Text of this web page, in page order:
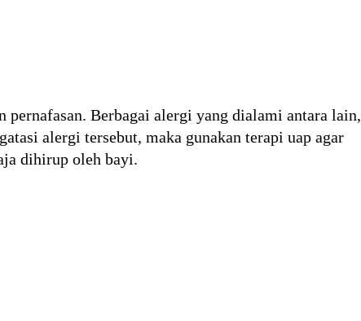
Berbagai alergi yang dialami antara lain,
alergi tersebut, maka gunakan terapi uap agar
dihirup oleh bayi.